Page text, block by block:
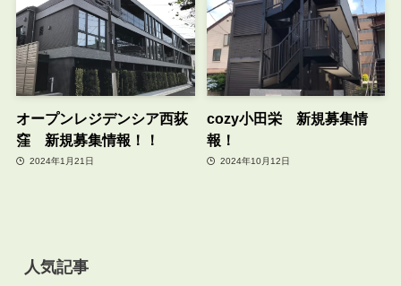
オープンレジデンシア西荻
窪 新規募集情報！！
2024年1月21日
cozy小田栄 新規募集情
報！
2024年10月12日
人気記事